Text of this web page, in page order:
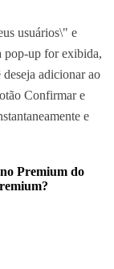
usuários\" e
pop-up for exibida,
adicionar ao
Confirmar e
e
Premium do